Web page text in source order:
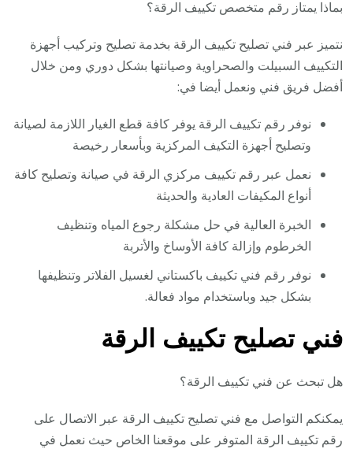
بماذا يمتاز رقم متخصص تكييف الرقة؟
نتميز عبر فني تصليح تكييف الرقة بخدمة تصليح وتركيب أجهزة
التكييف السبيلت والصحراوية وصيانتها بشكل دوري ومن خلال
أفضل فريق فني ونعمل أيضا في:
نوفر رقم تكييف الرقة يوفر كافة قطع الغيار اللازمة لصيانة
وتصليح أجهزة التكيف المركزية وبأسعار رخيصة
نعمل عبر رقم تكييف مركزي الرقة في صيانة وتصليح كافة
أنواع المكيفات العادية والحديثة
الخبرة العالية في حل مشكلة رجوع المياه وتنظيف
الخرطوم وإزالة كافة الأوساخ والأتربة
نوفر رقم فني تكييف باكستاني لغسيل الفلاتر وتنظيفها
بشكل جيد وباستخدام مواد فعالة.
فني تصليح تكييف الرقة
هل تبحث عن فني تكييف الرقة؟
يمكنكم التواصل مع فني تصليح تكييف الرقة عبر الاتصال على
رقم تكييف الرقة المتوفر على موقعنا الخاص حيث نعمل في